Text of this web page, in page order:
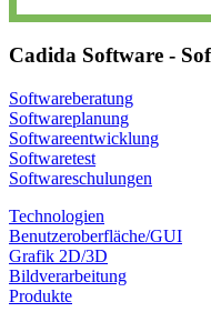
Cadida Software -
Softwareberatung
Softwareplanung
Softwareentwicklung
Softwaretest
Softwareschulungen
Technologien
Benutzeroberfläche/GUI
Grafik 2D/3D
Bildverarbeitung
Produkte